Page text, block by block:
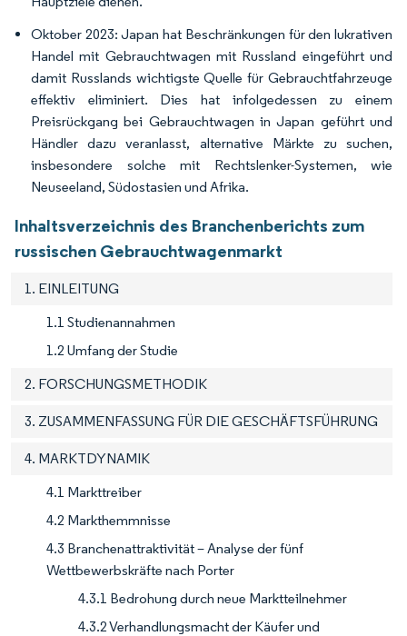
Oktober 2023: Japan hat Beschränkungen für den lukrativen
Handel mit Gebrauchtwagen mit Russland eingeführt und
damit Russlands wichtigste Quelle für Gebrauchtfahrzeuge
effektiv eliminiert. Dies hat infolgedessen zu einem
Preisrückgang bei Gebrauchtwagen in Japan geführt und
Händler dazu veranlasst, alternative Märkte zu suchen,
insbesondere solche mit Rechtslenker-Systemen, wie
Neuseeland, Südostasien und Afrika.
Inhaltsverzeichnis des Branchenberichts zum
russischen Gebrauchtwagenmarkt
1. EINLEITUNG
1.1 Studienannahmen
1.2 Umfang der Studie
2. FORSCHUNGSMETHODIK
3. ZUSAMMENFASSUNG FÜR DIE GESCHÄFTSFÜHRUNG
4. MARKTDYNAMIK
4.1 Markttreiber
4.2 Markthemmnisse
4.3 Branchenattraktivität – Analyse der fünf
Wettbewerbskräfte nach Porter
4.3.1 Bedrohung durch neue Marktteilnehmer
4.3.2 Verhandlungsmacht der Käufer und